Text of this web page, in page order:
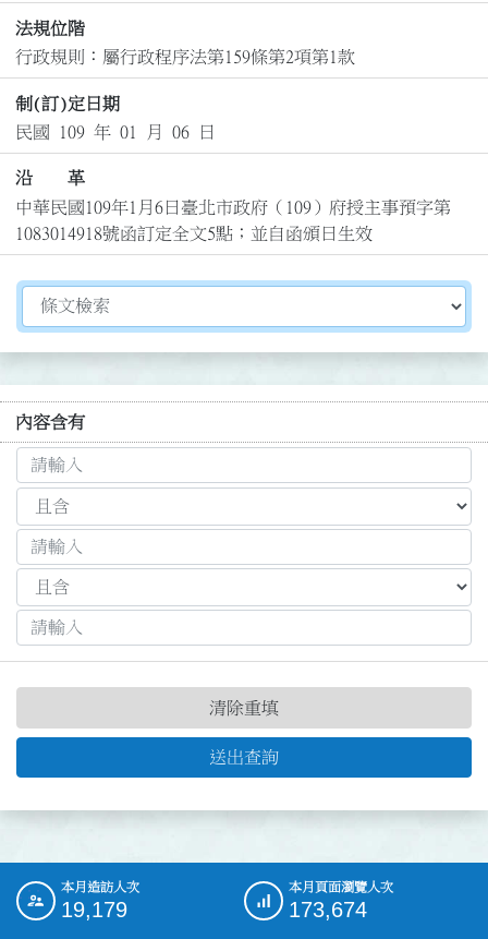
法規位階
行政規則：屬行政程序法第159條第2項第1款
制(訂)定日期
民國 109 年 01 月 06 日
沿 革
中華民國109年1月6日臺北市政府（109）府授主事預字第
1083014918號函訂定全文5點；並自函頒日生效
切換選擇法規資訊內容
內容含有
送出查詢
清除重填
::: 本月造訪人次
19,179
本月頁面瀏覽人次
173,674